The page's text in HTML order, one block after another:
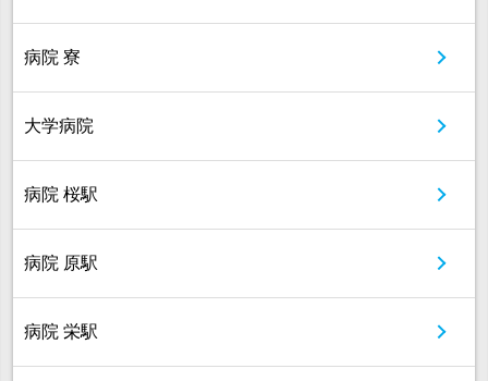
病院 寮
大学病院
病院 桜駅
病院 原駅
病院 栄駅